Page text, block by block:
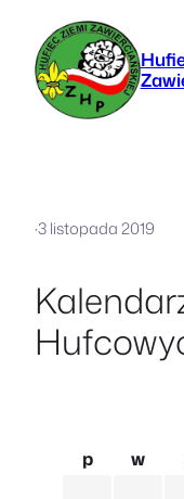
·3 listopada 2019
p w